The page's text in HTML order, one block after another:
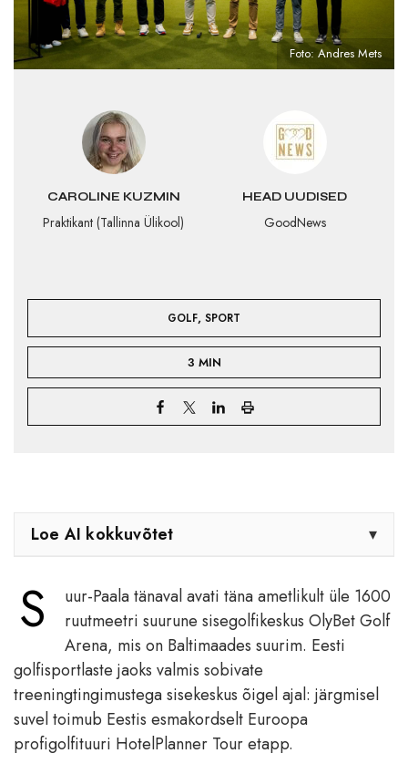
CAROLINE KUZMIN
Praktikant (Tallinna Ülikool)
HEAD UUDISED
GoodNews
GOLF, SPORT
3 MIN
Foto: Andres Mets
Loe AI kokkuvõtet ▾
S
uur-Paala tänaval avati täna ametlikult üle 1600
ruutmeetri suurune sisegolfikeskus OlyBet Golf
Arena, mis on Baltimaades suurim. Eesti
golfisportlaste jaoks valmis sobivate
treeningtingimustega sisekeskus õigel ajal: järgmisel
suvel toimub Eestis esmakordselt Euroopa
profigolfituuri HotelPlanner Tour etapp.